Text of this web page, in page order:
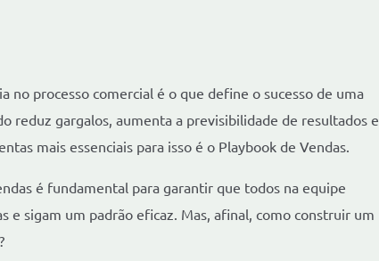
no processo comercial é o que define o sucesso de uma
reduz gargalos, aumenta a previsibilidade de resultados e
mais essenciais para isso é o Playbook de Vendas.
é fundamental para garantir que todos na equipe
e sigam um padrão eficaz. Mas, afinal, como construir um